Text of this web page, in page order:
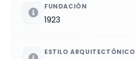
FUNDACIÓN
1923
ESTILO ARQUITECTÓNICO